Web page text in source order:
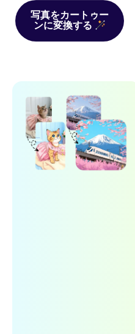
写真をカートゥー
ンに変換する